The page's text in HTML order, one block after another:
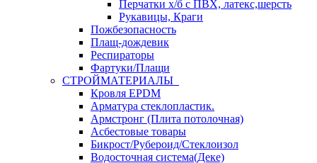
Перчатки х/б с ПВХ, латекс,шерсть
Рукавицы, Краги
Пожбезопасность
Плащ-дождевик
Респираторы
Фартуки/Плащи
СТРОЙМАТЕРИАЛЫ
Кровля ЕРDM
Арматура стеклопластик.
Армстронг (Плита потолочная)
Асбестовые товары
Бикрост/Рубероид/Стеклоизол
Водосточная система(Деке)